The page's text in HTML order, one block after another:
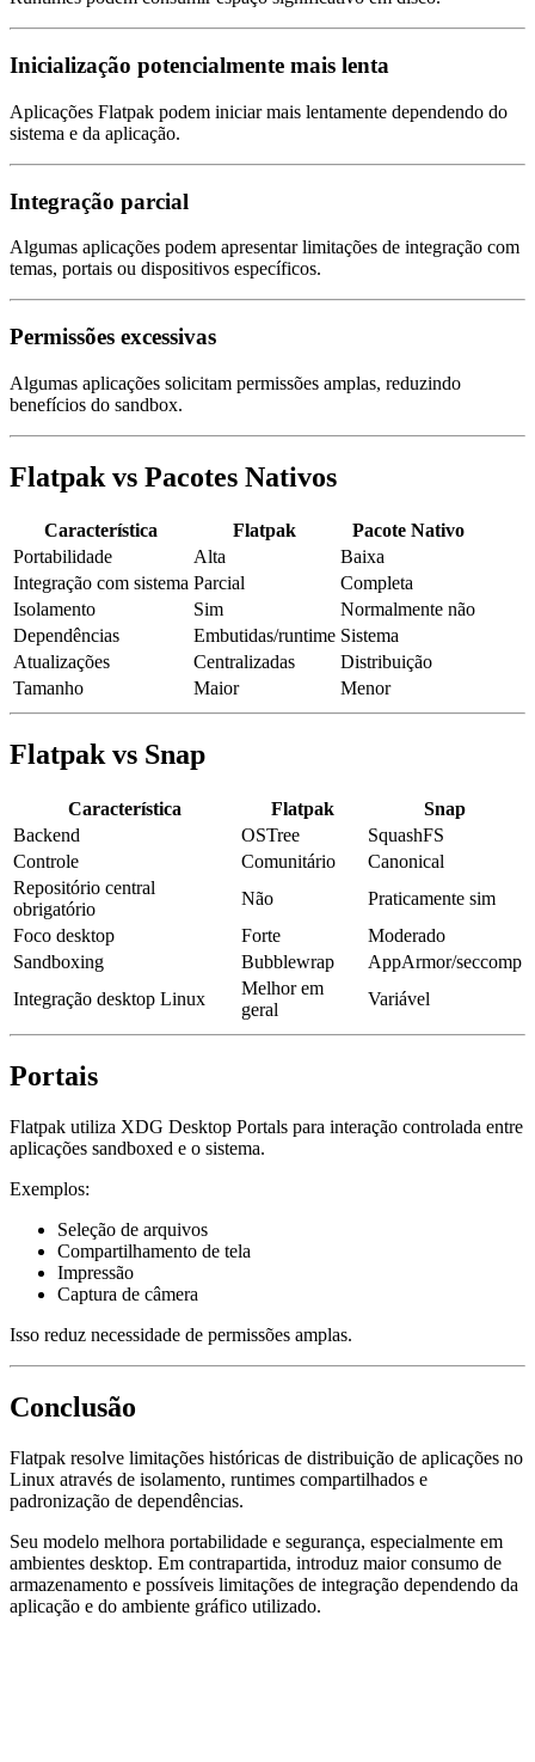
Inicialização potencialmente mais lenta
Aplicações Flatpak podem iniciar mais lentamente dependendo do
sistema e da aplicação.
Integração parcial
Algumas aplicações podem apresentar limitações de integração com
temas, portais ou dispositivos específicos.
Permissões excessivas
Algumas aplicações solicitam permissões amplas, reduzindo
benefícios do sandbox.
Flatpak vs Pacotes Nativos
Característica Flatpak
Pacote Nativo
Portabilidade
Alta
Baixa
Integração com sistema Parcial
Completa
Isolamento
Sim
Normalmente não
Dependências
Embutidas/runtime Sistema
Atualizações
Centralizadas
Distribuição
Tamanho
Maior Menor
Flatpak vs Snap
Característica Flatpak
Snap
Backend
OSTree
SquashFS
Controle
Comunitário
Canonical
Repositório central
obrigatório
Não
Praticamente sim
Foco desktop
Forte
Moderado
Sandboxing
Bubblewrap
AppArmor/seccomp
Integração desktop Linux
Melhor em
geral
Variável
Portais
Flatpak utiliza XDG Desktop Portals para interação controlada entre
aplicações sandboxed e o sistema.
Exemplos:
Seleção de arquivos
Compartilhamento de tela
Impressão
Captura de câmera
Isso reduz necessidade de permissões amplas.
Conclusão
Flatpak resolve limitações históricas de distribuição de aplicações no
Linux através de isolamento, runtimes compartilhados e
padronização de dependências.
Seu modelo melhora portabilidade e segurança, especialmente em
ambientes desktop. Em contrapartida, introduz maior consumo de
armazenamento e possíveis limitações de integração dependendo da
aplicação e do ambiente gráfico utilizado.